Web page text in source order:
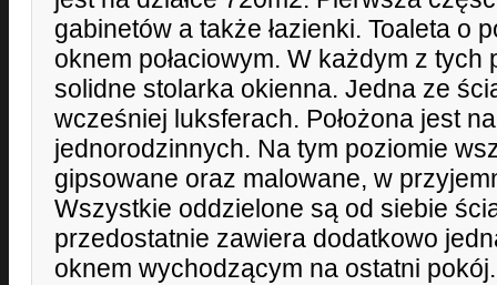
gabinetów a także łazienki. Toaleta o
oknem połaciowym. W każdym z tych
solidne stolarka okienna. Jedna ze
wcześniej luksferach. Położona jest
jednorodzinnych. Na tym poziomie
gipsowane oraz malowane, w
Wszystkie oddzielone są od siebie
przedostatnie zawiera dodatkowo
oknem wychodzącym na ostatni pokój.